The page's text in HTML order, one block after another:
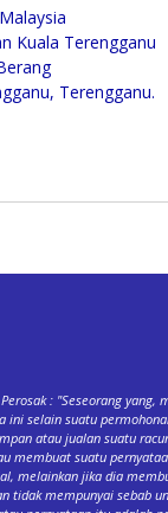
Kuala Terengganu
Terengganu.
: "Seseorang yang,
ini selain suatu
atau jualan suatu
membuat suatu
melainkan jika dia
tidak mempunyai sebab